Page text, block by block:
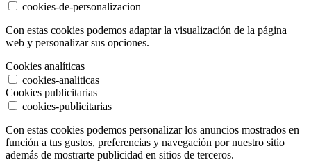
cookies-de-personalizacion
Con estas cookies podemos adaptar la visualización de la página
web y personalizar sus opciones.
Cookies analíticas
cookies-analiticas
Cookies publicitarias
cookies-publicitarias
Con estas cookies podemos personalizar los anuncios mostrados en
función a tus gustos, preferencias y navegación por nuestro sitio
además de mostrarte publicidad en sitios de terceros.